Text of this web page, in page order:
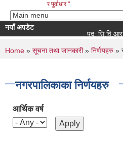
र पुर्वाधार "
नयाँ अपडेट
पद: सि.वि.आर.
You are here
Home » सूचना तथा जानकारी» निर्णयहरु »
नगरपालिकाका निर्णयहरु
आर्थिक वर्ष